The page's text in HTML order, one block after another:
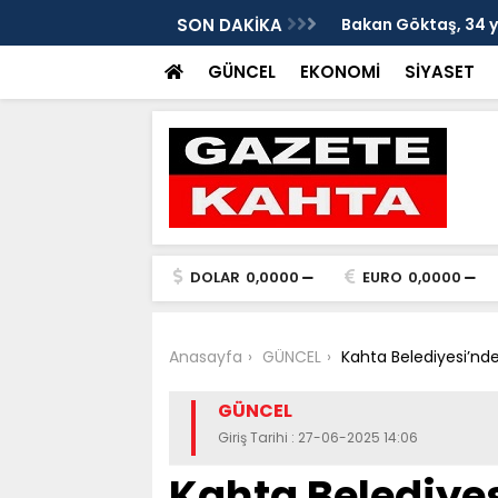
SON DAKİKA
sahibi olan Doğan çifti için devrede
Gazeteci-
çağrısı
GÜNCEL EKONOMİ SİYASET
DOLAR 0,0000 EURO 0,0000
Anasayfa GÜNCEL Kahta
GÜNCEL
Giriş Tarihi : 27-06-2025 14:06